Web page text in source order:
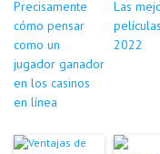
Precisamente
cómo pensar
como un
jugador ganador
en los casinos
en línea
Las
2022